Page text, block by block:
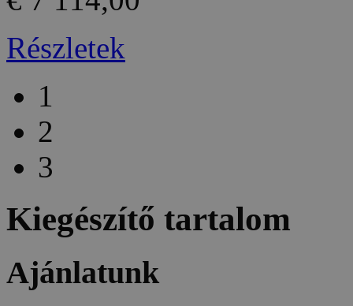
Részletek
1
2
3
Kiegészítő tartalom
Ajánlatunk